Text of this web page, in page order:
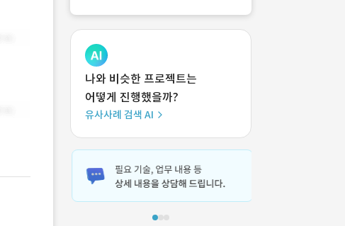
나와 비슷한 프로젝트는
어떻게 진행했을까?
유사사례 검색 AI